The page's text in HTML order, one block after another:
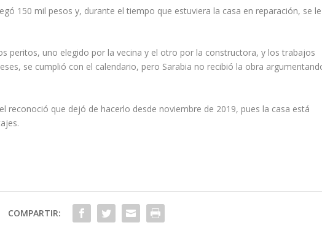
150 mil pesos y, durante el tiempo que estuviera la casa en reparación, se le
peritos, uno elegido por la vecina y el otro por la constructora, y los trabajos
se cumplió con el calendario, pero Sarabia no recibió la obra
reconoció que dejó de hacerlo desde noviembre de 2019, pues la casa está
COMPARTIR: